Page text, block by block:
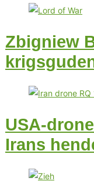
Zbigniew
USA-
Irans